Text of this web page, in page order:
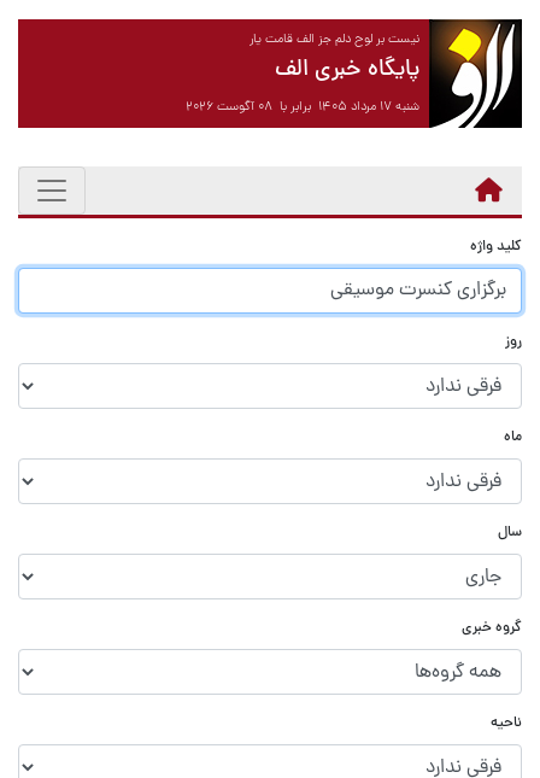
نیست بر لوح دلم جز الف قامت یار
پایگاه خبری الف
شنبه ۱۷ مرداد ۱۴۰۵ برابر با ۰۸ آگوست ۲۰۲۶
کلید واژه
روز
ماه
سال
گروه خبری
ناحیه